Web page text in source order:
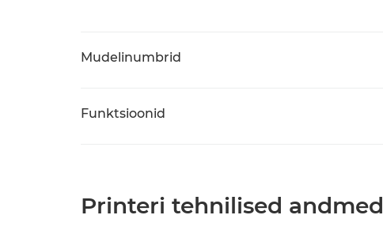
Mudelinumbrid
Funktsioonid
Printeri tehnilised andmed